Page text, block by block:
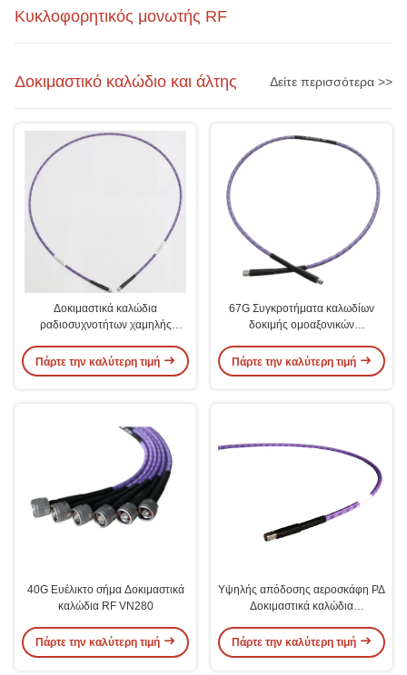
Κυκλοφορητικός μονωτής RF
Δοκιμαστικό καλώδιο και άλτης Δείτε περισσότερα >>
Δοκιμαστικά καλώδια
ραδιοσυχνοτήτων χαμηλής
εργαστήριο
Πάρτε την καλύτερη τιμή
67G Συγκροτήματα καλωδίων
δοκιμής ομοαξονικών
Αντίσταση
Πάρτε την καλύτερη τιμή
40G Ευέλικτο σήμα Δοκιμαστικά
καλώδια RF VN280
Πάρτε την καλύτερη τιμή
Υψηλής απόδοσης αεροσκάφη ΡΔ
Δοκιμαστικά καλώδια
Πάρτε την καλύτερη τιμή